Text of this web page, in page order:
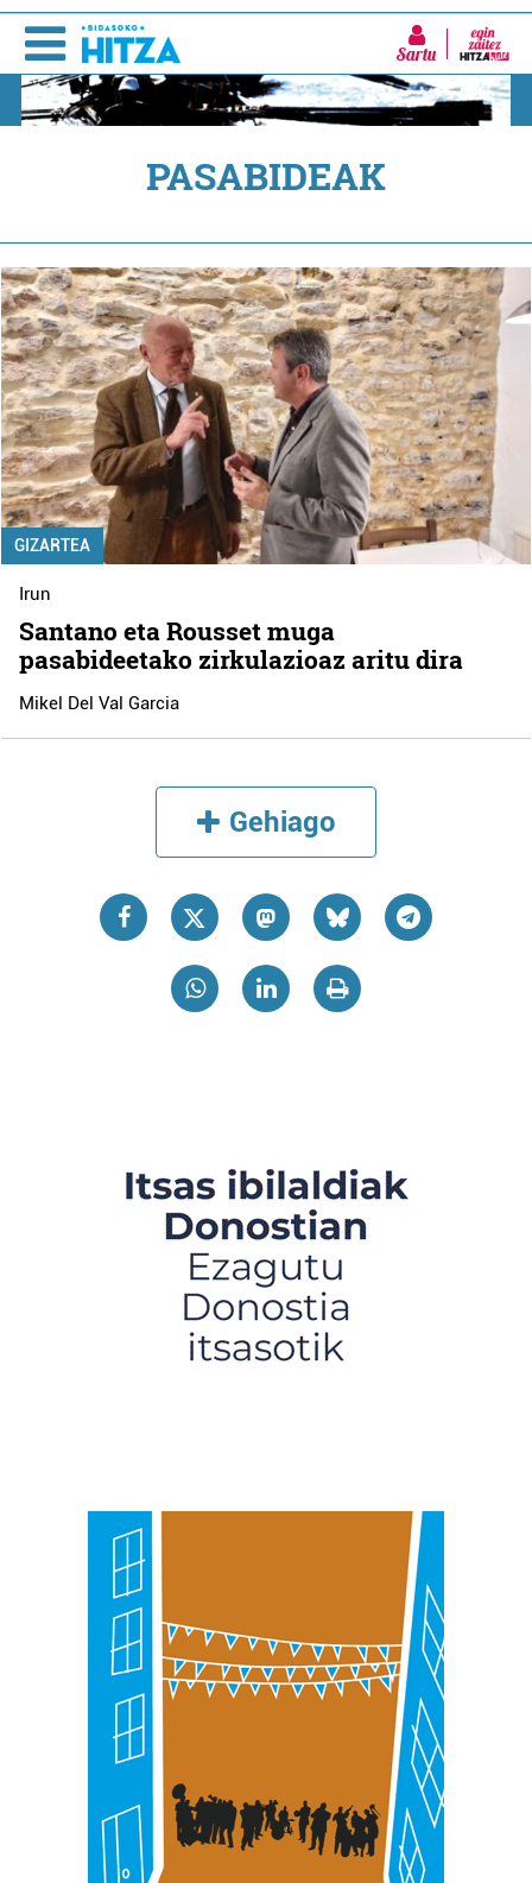
Sartu
PASABIDEAK
GIZARTEA
Irun
Santano eta Rousset muga
pasabideetako zirkulazioaz aritu dira
Mikel Del Val Garcia
Gehiago